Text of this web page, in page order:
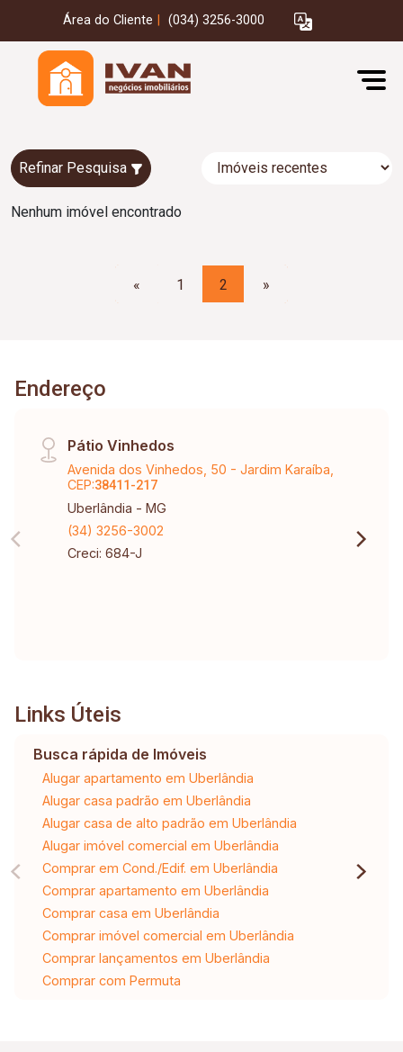
Área do Cliente (034) 3256-3000
Refinar Pesquisa
Nenhum imóvel encontrado
« 1 2 »
Endereço
Pátio Vinhedos
Avenida dos Vinhedos, 50 - Jardim Karaíba,
CEP:38411-217
Uberlândia - MG
(34) 3256-3002
Creci: 684-J
Links Úteis
Busca rápida de Imóveis
Alugar apartamento em Uberlândia
Alugar casa padrão em Uberlândia
Alugar casa de alto padrão em Uberlândia
Alugar imóvel comercial em Uberlândia
Comprar em Cond./Edif. em Uberlândia
Comprar apartamento em Uberlândia
Comprar casa em Uberlândia
Comprar imóvel comercial em Uberlândia
Comprar lançamentos em Uberlândia
Comprar com Permuta